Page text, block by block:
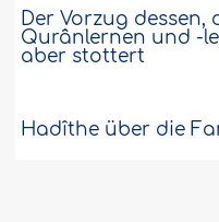
Der Vorzug dessen,
Qurânlernen und -
aber stottert
Hadîthe über die